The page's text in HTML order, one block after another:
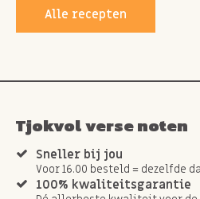
Alle recepten
Tjokvol verse noten
Sneller bij jou
Voor 16.00 besteld = dezelfde
100% kwaliteitsgarantie